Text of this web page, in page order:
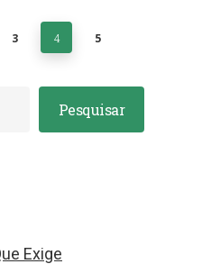
3 4 5
Pesquisar
Exige